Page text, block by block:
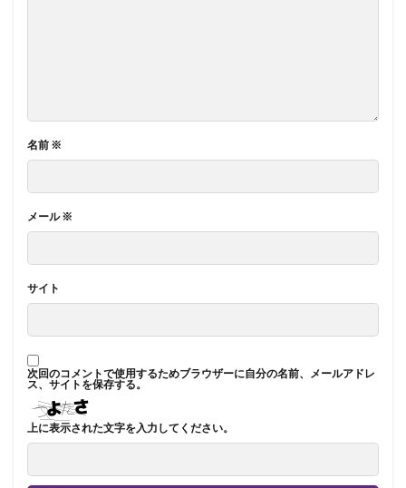
名前 ※
メール※
サイト
次回のコメントで使用するためブラウザーに自分の名前、メールアドレ
ス、サイトを保存する。
上に表示された文字を入力してください。